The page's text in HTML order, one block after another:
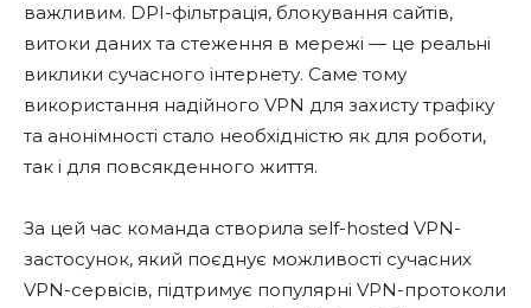
важливим. DPI-фільтрація, блокування сайтів,
витоки даних та стеження в мережі — це реальні
виклики сучасного інтернету. Саме тому
використання надійного VPN для захисту трафіку
та анонімності стало необхідністю як для роботи,
так і для повсякденного життя.
За цей час команда створила self-hosted VPN-
застосунок, який поєднує можливості сучасних
VPN-сервісів, підтримує популярні VPN-протоколи